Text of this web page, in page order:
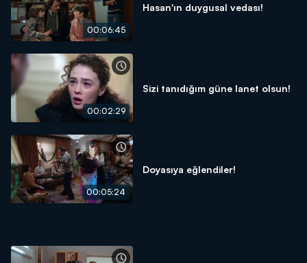
00:06:45
Hasan'ın duygusal vedası!
00:02:29
Sizi tanıdığım güne lanet olsun!
00:05:24
Doyasıya eğlendiler!